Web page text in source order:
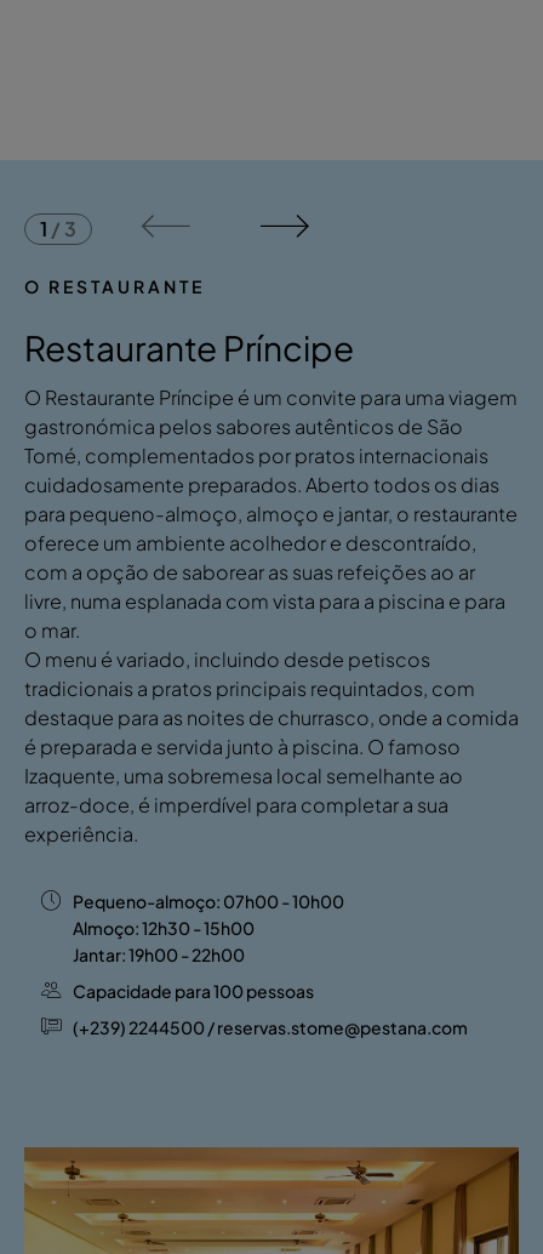
O RESTAURANTE
Restaurante Príncipe
O Restaurante Príncipe é um convite para uma viagem
gastronómica pelos sabores autênticos de São
Tomé, complementados por pratos internacionais
cuidadosamente preparados. Aberto todos os dias
para pequeno-almoço, almoço e jantar, o restaurante
oferece um ambiente acolhedor e descontraído,
com a opção de saborear as suas refeições ao ar
livre, numa esplanada com vista para a piscina e para
o mar.
O menu é variado, incluindo desde petiscos
tradicionais a pratos principais requintados, com
destaque para as noites de churrasco, onde a comida
é preparada e servida junto à piscina. O famoso
Izaquente, uma sobremesa local semelhante ao
arroz-doce, é imperdível para completar a sua
experiência.
Pequeno-almoço: 07h00 - 10h00
Almoço: 12h30 - 15h00
Jantar: 19h00 - 22h00
Capacidade para 100 pessoas
(+239) 2244500 / reservas.stome@pestana.com
1 / 3